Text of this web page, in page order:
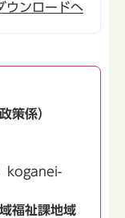
ンロードへ
策係）
koganei-
福祉課地域